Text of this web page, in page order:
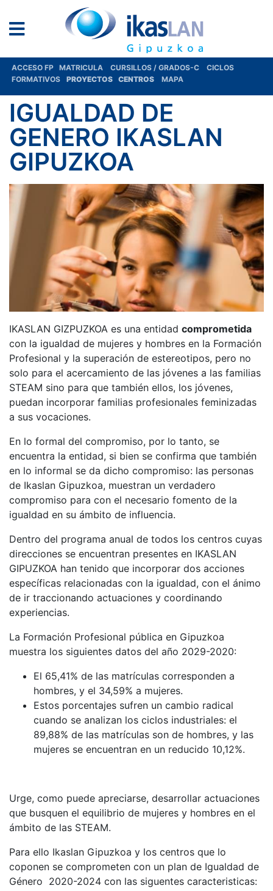
ACCESO FP MATRICULA CURSILLOS / GRADOS-C
CICLOS
FORMATIVOS
PROYECTOS CENTROS MAPA
IGUALDAD DE
GENERO IKASLAN
GIPUZKOA
IKASLAN GIZPUZKOA es una entidad comprometida
con la igualdad de mujeres y hombres en la Formación
Profesional y la superación de estereotipos, pero no
solo para el acercamiento de las jóvenes a las familias
STEAM sino para que también ellos, los jóvenes,
puedan incorporar familias profesionales feminizadas
a sus vocaciones.
En lo formal del compromiso, por lo tanto, se
encuentra la entidad, si bien se confirma que también
en lo informal se da dicho compromiso: las personas
de Ikaslan Gipuzkoa, muestran un verdadero
compromiso para con el necesario fomento de la
igualdad en su ámbito de influencia.
Dentro del programa anual de todos los centros cuyas
direcciones se encuentran presentes en IKASLAN
GIPUZKOA han tenido que incorporar dos acciones
específicas relacionadas con la igualdad, con el ánimo
de ir traccionando actuaciones y coordinando
experiencias.
La Formación Profesional pública en Gipuzkoa
muestra los siguientes datos del año 2029-2020:
El 65,41% de las matrículas corresponden a
hombres, y el 34,59% a mujeres.
Estos porcentajes sufren un cambio radical
cuando se analizan los ciclos industriales: el
89,88% de las matrículas son de hombres, y las
mujeres se encuentran en un reducido 10,12%.
Urge, como puede apreciarse, desarrollar actuaciones
que busquen el equilibrio de mujeres y hombres en el
ámbito de las STEAM.
Para ello Ikaslan Gipuzkoa y los centros que lo
coponen se comprometen con un plan de Igualdad de
Género 2020-2024 con las siguentes caracteristicas: